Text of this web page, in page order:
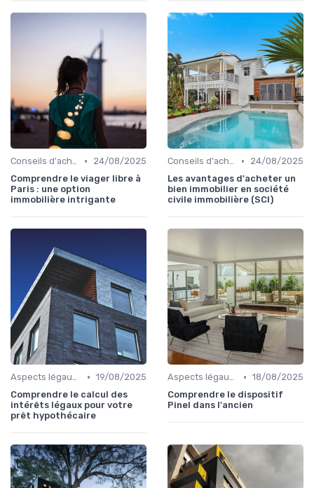
Conseils d'achat immobilier •
24/08/2025
Comprendre le viager libre à
Paris : une option
immobilière intrigante
Conseils d'achat immobilier •
24/08/2025
Les avantages d'acheter un
bien immobilier en société
civile immobilière (SCI)
Aspects légaux et fiscaux • 19/08/2025
Comprendre le calcul des
intérêts légaux pour votre
prêt hypothécaire
Aspects légaux et fiscaux • 18/08/2025
Comprendre le dispositif
Pinel dans l'ancien